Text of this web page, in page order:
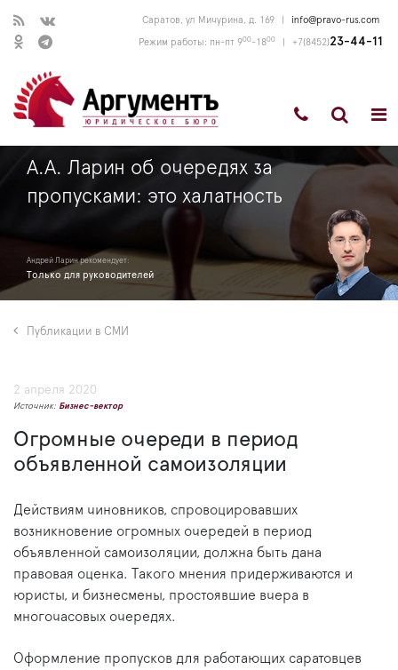
Саратов, ул Мичурина, д. 169 info@pravo-rus.com
Режим работы: пн-пт 900-1800 +7(8452)23-44-11
А.А. Ларин об очередях за
пропусками: это халатность
Андрей Ларин рекомендует:
Только для руководителей
Публикации в СМИ
2 апреля 2020
Источник: Бизнес-вектор
Огромные очереди в период
объявленной самоизоляции
Действиям чиновников, спровоцировавших
возникновение огромных очередей в период
объявленной самоизоляции, должна быть дана
правовая оценка. Такого мнения придерживаются и
юристы, и бизнесмены, простоявшие вчера в
многочасовых очередях.
Оформление пропусков для работающих саратовцев